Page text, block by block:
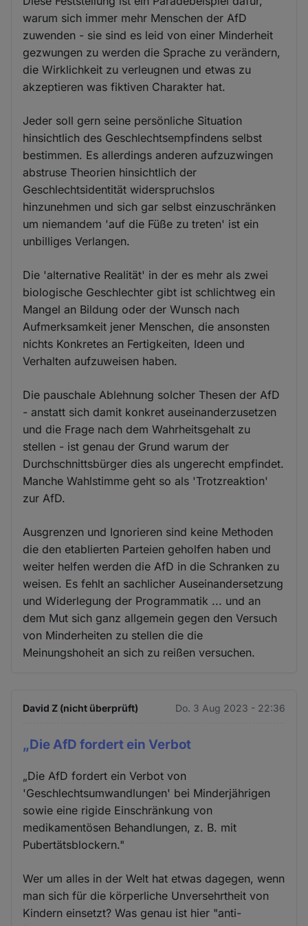
warum sich immer mehr Menschen der AfD
zuwenden - sie sind es leid von einer Minderheit
gezwungen zu werden die Sprache zu verändern,
die Wirklichkeit zu verleugnen und etwas zu
akzeptieren was fiktiven Charakter hat.
Jeder soll gern seine persönliche Situation
hinsichtlich des Geschlechtsempfindens selbst
bestimmen. Es allerdings anderen aufzuzwingen
abstruse Theorien hinsichtlich der
Geschlechtsidentität widerspruchslos
hinzunehmen und sich gar selbst einzuschränken
um niemandem 'auf die Füße zu treten' ist ein
unbilliges Verlangen.
Die 'alternative Realität' in der es mehr als zwei
biologische Geschlechter gibt ist schlichtweg ein
Mangel an Bildung oder der Wunsch nach
Aufmerksamkeit jener Menschen, die ansonsten
nichts Konkretes an Fertigkeiten, Ideen und
Verhalten aufzuweisen haben.
Die pauschale Ablehnung solcher Thesen der AfD
- anstatt sich damit konkret auseinanderzusetzen
und die Frage nach dem Wahrheitsgehalt zu
stellen - ist genau der Grund warum der
Durchschnittsbürger dies als ungerecht empfindet.
Manche Wahlstimme geht so als 'Trotzreaktion'
zur AfD.
Ausgrenzen und Ignorieren sind keine Methoden
die den etablierten Parteien geholfen haben und
weiter helfen werden die AfD in die Schranken zu
weisen. Es fehlt an sachlicher Auseinandersetzung
und Widerlegung der Programmatik ... und an
dem Mut sich ganz allgemein gegen den Versuch
von Minderheiten zu stellen die die
Meinungshoheit an sich zu reißen versuchen.
David Z (nicht überprüft) Do. 3 Aug 2023 - 22:36
„Die AfD fordert ein Verbot
„Die AfD fordert ein Verbot von
'Geschlechtsumwandlungen' bei Minderjährigen
sowie eine rigide Einschränkung von
medikamentösen Behandlungen, z. B. mit
Pubertätsblockern."
Wer um alles in der Welt hat etwas dagegen, wenn
man sich für die körperliche Unversehrtheit von
Kindern einsetzt? Was genau ist hier "anti-